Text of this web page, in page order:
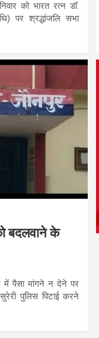
को भारत रत्न डॉ.
पर श्रद्धांजलि सभा
बदलवाने के
पैसा मांगने न देने पर
पुलिस पिटाई करने